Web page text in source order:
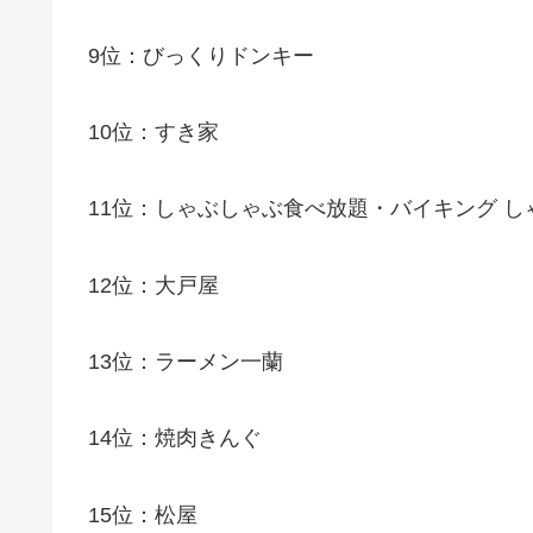
9位：びっくりドンキー
10位：すき家
11位：しゃぶしゃぶ食べ放題・バイキング し
12位：大戸屋
13位：ラーメン一蘭
14位：焼肉きんぐ
15位：松屋